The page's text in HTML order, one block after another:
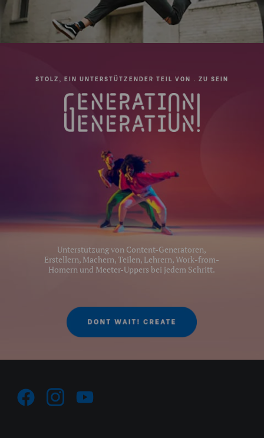
Unterstützung von Content-Generatoren,
Erstellern, Machern, Teilen, Lehrern, Work-from-
Homern und Meeter-Uppers bei jedem Schritt.
STOLZ, EIN UNTERSTÜTZENDER TEIL VON . ZU SEIN